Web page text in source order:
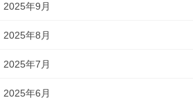
2025年9月
2025年8月
2025年7月
2025年6月